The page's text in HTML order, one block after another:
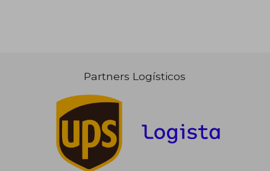
Partners Logísticos